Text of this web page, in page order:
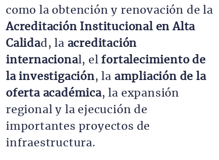
como la obtención y renovación de la
Acreditación Institucional en Alta
Calidad, la acreditación
internacional, elfortalecimiento de
la investigación, la ampliación de la
oferta académica, la expansión
regional y la ejecución de
importantes proyectos de
infraestructura.